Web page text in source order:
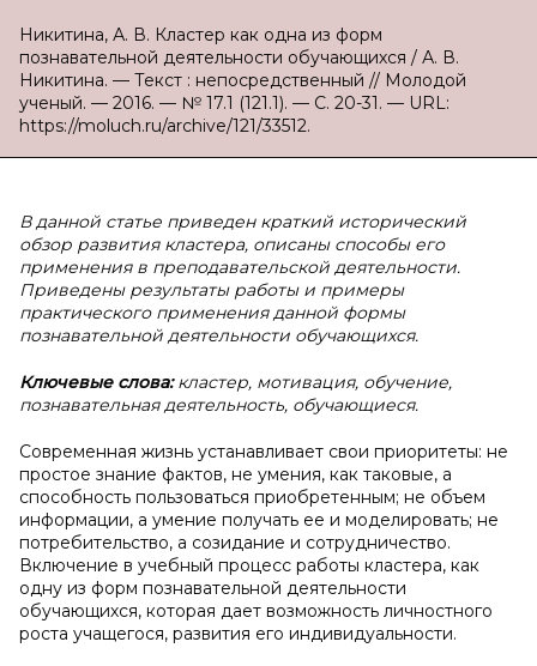
Никитина, А. В. Кластер как одна из форм
познавательной деятельности обучающихся / А. В.
Никитина. — Текст : непосредственный // Молодой
ученый. — 2016. — № 17.1 (121.1). — С. 20-31. — URL:
https://moluch.ru/archive/121/33512.
В данной статье приведен краткий исторический
обзор развития кластера, описаны способы его
применения в преподавательской деятельности.
Приведены результаты работы и примеры
практического применения данной формы
познавательной деятельности обучающихся.
Ключевые слова:кластер, мотивация, обучение,
познавательная деятельность, обучающиеся.
Современная жизнь устанавливает свои приоритеты: не
простое знание фактов, не умения, как таковые, а
способность пользоваться приобретенным; не объем
информации, а умение получать ее и моделировать; не
потребительство, а созидание и сотрудничество.
Включение в учебный процесс работы кластера, как
одну из форм познавательной деятельности
обучающихся, которая дает возможность личностного
роста учащегося, развития его индивидуальности.